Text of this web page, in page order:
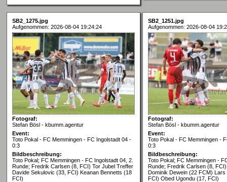
SB2_1275.jpg
Aufgenommen: 2026-08-04 19:24:24
Fotograf:
Stefan Bösl - kbumm.agentur
Event:
Toto Pokal - FC Memmingen - FC Ingolstadt 04 -
0:3
Bildbeschreibung:
Toto Pokal; FC Memmingen - FC Ingolstadt 04, 2.
Runde; Fredrik Carlsen (8, FCI) Tor Jubel Treffer
Davide Sekulovic (33, FCI) Keanan Bennetts (18
FCI)
SB2_1251.jpg
Aufgenommen: 2026-08-04
Fotograf:
Stefan Bösl - kbumm.agentur
Event:
Toto Pokal - FC Memmingen -
0:3
Bildbeschreibung:
Toto Pokal; FC Memmingen -
Runde; Fredrik Carlsen (8,
Dominik Dewein (22 FCM)
FCI) Obed Ugondu (17, FCI)